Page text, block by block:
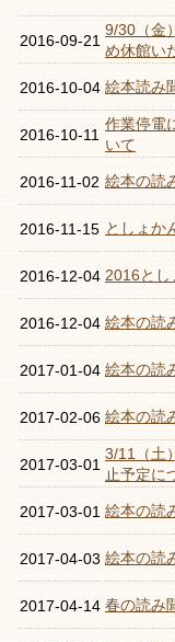
2016-09-21
9/30（金
め休館い
2016-10-04 絵本読み
2016-10-11
作業停電
いて
2016-11-02 絵本の読
2016-11-15 としょか
2016-12-04 2016とし
2016-12-04 絵本の読
2017-01-04 絵本の読
2017-02-06 絵本の読
2017-03-01
3/11（土
止予定に
2017-03-01 絵本の読
2017-04-03 絵本の読
2017-04-14 春の読み